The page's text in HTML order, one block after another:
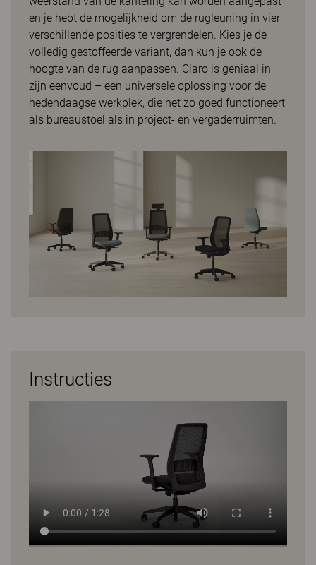
en je hebt de mogelijkheid om de rugleuning in vier
verschillende posities te vergrendelen. Kies je de
volledig gestoffeerde variant, dan kun je ook de
hoogte van de rug aanpassen. Claro is geniaal in
zijn eenvoud – een universele oplossing voor de
hedendaagse werkplek, die net zo goed functioneert
als bureaustoel als in project- en vergaderruimten.
Instructies